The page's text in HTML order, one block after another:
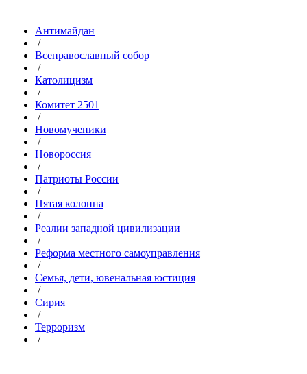
Антимайдан
/
Всеправославный собор
/
Католицизм
/
Комитет 2501
/
Новомученики
/
Новороссия
/
Патриоты России
/
Пятая колонна
/
Реалии западной цивилизации
/
Реформа местного самоуправления
/
Семья, дети, ювенальная юстиция
/
Сирия
/
Терроризм
/